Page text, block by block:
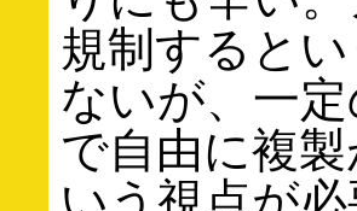
規制すると
ないが、一
で自由に複